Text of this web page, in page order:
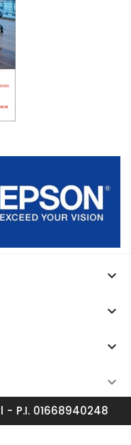




P.I. 01668940248